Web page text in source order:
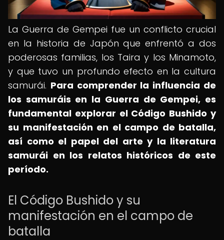
La Guerra de Gempei fue un conflicto crucial
en la historia de Japón que enfrentó a dos
poderosas familias, los Taira y los Minamoto,
y que tuvo un profundo efecto en la cultura
samurái. Para comprender la influencia de
los samuráis en la Guerra de Gempei, es
fundamental explorar el Código Bushido y
su manifestación en el campo de batalla,
así como el papel del arte y la literatura
samurái en los relatos históricos de este
período.
El Código Bushido y su
manifestación en el campo de
batalla